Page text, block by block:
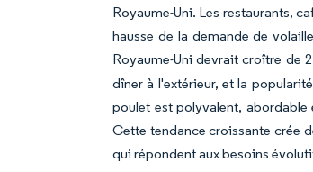
Royaume-Uni. Les restaurants,
hausse de la demande de
Royaume-Uni devrait croître de
dîner à l'extérieur, et la
poulet est polyvalent,
Cette tendance croissante crée
qui répondent aux besoins